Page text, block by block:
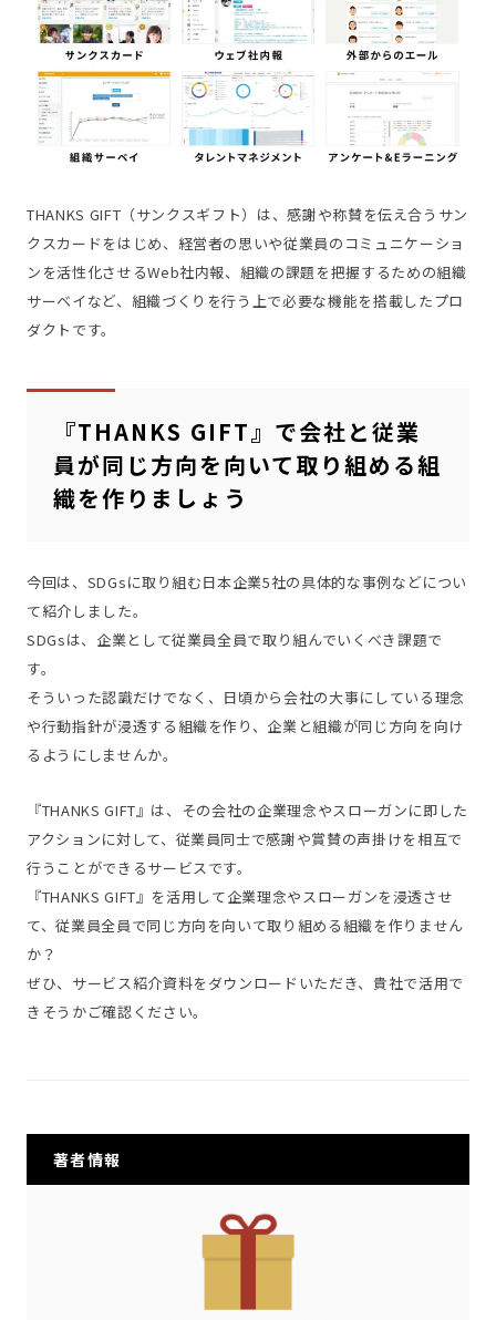
THANKS GIFT（サンクスギフト）は、感謝や称賛を伝え合うサン
クスカードをはじめ、経営者の思いや従業員のコミュニケーショ
ンを活性化させるWeb社内報、組織の課題を把握するための組織
サーベイなど、組織づくりを行う上で必要な機能を搭載したプロ
ダクトです。
『THANKS GIFT』で会社と従業
員が同じ方向を向いて取り組める組
織を作りましょう
今回は、SDGsに取り組む日本企業5社の具体的な事例などについ
て紹介しました。
SDGsは、企業として従業員全員で取り組んでいくべき課題で
す。
そういった認識だけでなく、日頃から会社の大事にしている理念
や行動指針が浸透する組織を作り、企業と組織が同じ方向を向け
るようにしませんか。
『THANKS GIFT』は、その会社の企業理念やスローガンに即した
アクションに対して、従業員同士で感謝や賞賛の声掛けを相互で
行うことができるサービスです。
『THANKS GIFT』を活用して企業理念やスローガンを浸透させ
て、従業員全員で同じ方向を向いて取り組める組織を作りません
か？
ぜひ、サービス紹介資料をダウンロードいただき、貴社で活用で
きそうかご確認ください。
著者情報